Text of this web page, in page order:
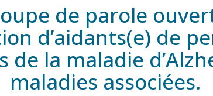
de parole
d’aidants(e) de
de la maladie
maladies associées.